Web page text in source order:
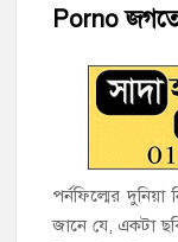
হাজীগঞ্জের টোরাগড়
করে চুরির চেষ্টা
হাজীগঞ্জ পৌরসভার
মসজিদে জুমা আদায়
হাজীগঞ্জে
অভিভাবক সমাবেশ
Porno জগতে
পর্নফিল্মের
জানে যে, একটা